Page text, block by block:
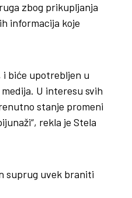
zbog prikupljanja
informacija koje
i biće upotrebljen u
U interesu svih
stanje promeni
rekla je Stela
suprug uvek braniti